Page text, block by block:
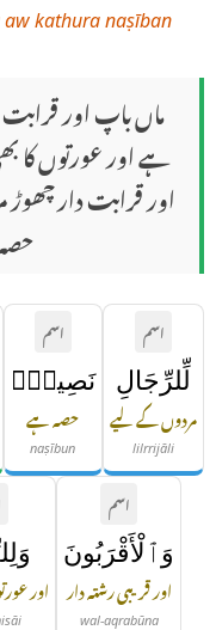
kathura naṣīban
ماں باپ اور
ہے اور عورتوں
اور قرابت دار چھوڑ
اسم
لِّلرِّجَالِ
مردوں کے لیے
lilrrijāli
اسم
نَصِيبٌۭ
حصہ ہے
naṣībun
اسم
وَٱلْأَقْرَبُونَ
اور قریبی رشتہ دار
wal-aqrabūna
اور